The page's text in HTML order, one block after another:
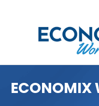
ECONOMIX